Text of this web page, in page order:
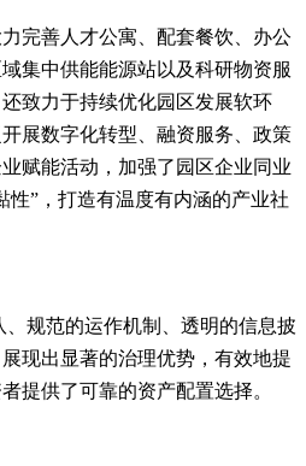
完善人才公寓、配套餐饮、办公
集中供能能源站以及科研物资服
致力于持续优化园区发展软环
展数字化转型、融资服务、政策
赋能活动，加强了园区企业同业
性”，打造有温度有内涵的产业社
规范的运作机制、透明的信息披
现出显著的治理优势，有效地提
提供了可靠的资产配置选择。